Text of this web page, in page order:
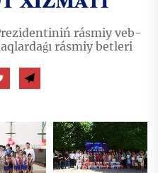
rásmiy veb-
rásmiy betleri